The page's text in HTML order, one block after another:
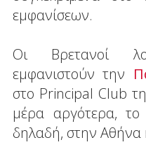
εμφανίσεων.
Οι Βρετανοί
εμφανιστούν την
στο Principal Club
μέρα αργότερα, το
δηλαδή, στην Αθήνα